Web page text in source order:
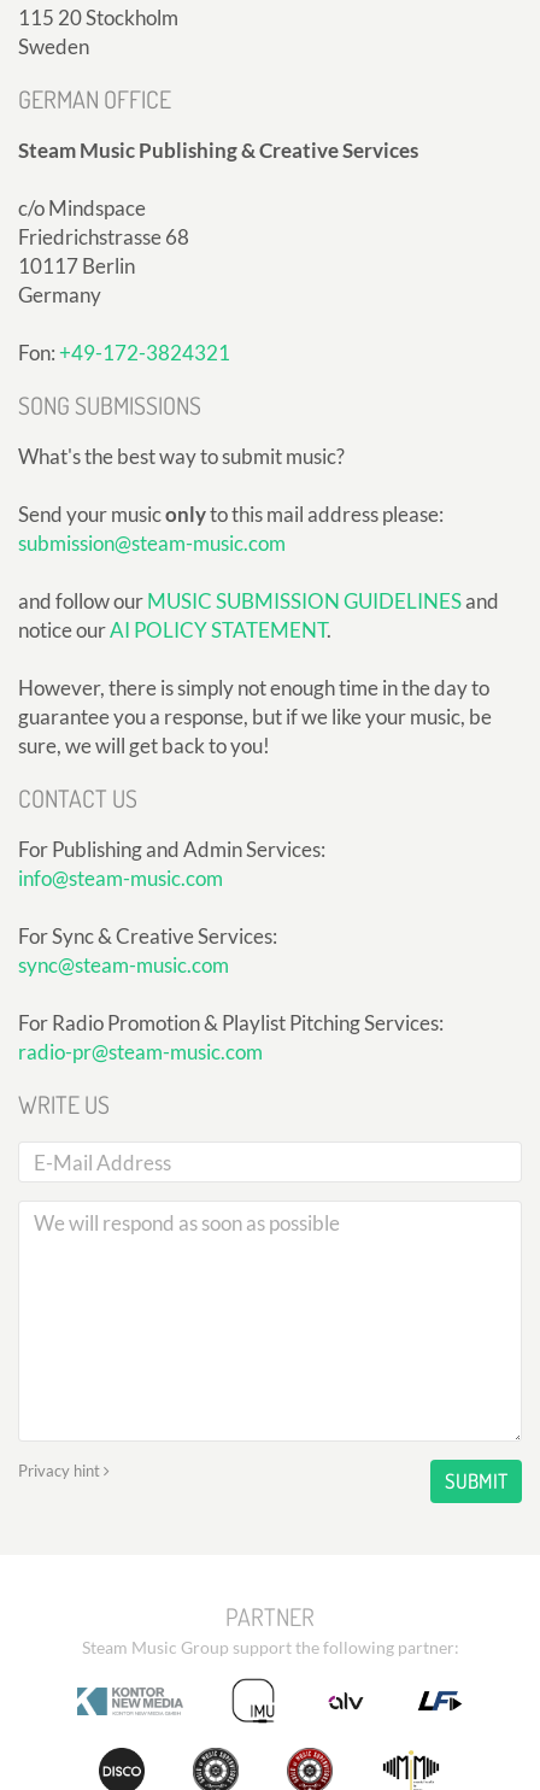
115 20 Stockholm
Sweden
GERMAN OFFICE
Steam Music Publishing & Creative Services
c/o Mindspace
Friedrichstrasse 68
10117 Berlin
Germany
Fon:+49-172-3824321
SONG SUBMISSIONS
What's the best way to submit music?
Send your musiconlyto this mail address please:
submission@steam-music.com
and follow ourMUSIC SUBMISSION GUIDELINESand
notice ourAI POLICY STATEMENT.
However, there is simply not enough time in the day to
guarantee you a response, but if we like your music, be
sure, we will get back to you!
CONTACT US
For Publishing and Admin Services:
info@steam-music.com
For Sync & Creative Services:
sync@steam-music.com
For Radio Promotion & Playlist Pitching Services:
radio-pr@steam-music.com
WRITE US
Privacy hint SUBMIT
PARTNER
Steam Music Group support the following partner: